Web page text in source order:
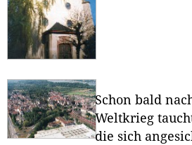
Schon bald
Weltkrieg
die sich